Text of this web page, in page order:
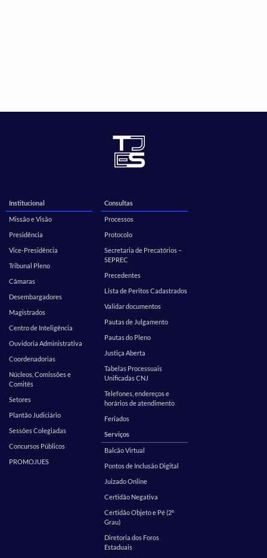
Institucional
Missão e Visão
Presidência
Vice-Presidência
Tribunal Pleno
Câmaras
Desembargadores
Magistrados
Centro de Inteligência
Ouvidoria Administrativa
Coordenadorias
Núcleos, Comissões e
Comitês
Setores
Plantão Judiciário
Sessões Colegiadas
Concursos Públicos
PROMOJUES
Consultas
Processos
Protocolo
Secretaria de Precatórios –
SEPREC
Precedentes
Lista de Peritos Cadastrados
Validar documentos
Pautas de Julgamento
Pautas do Pleno
Justiça Aberta
Tabelas Processuais
Unificadas CNJ
Telefones, endereços e
horários de atendimento
Feriados
Serviços
Balcão Virtual
Pontos de Inclusão Digital
Juizado Online
Certidão Negativa
Certidão Objeto e Pé (2º
Grau)
Diretoria dos Foros
Estaduais